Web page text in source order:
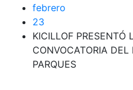
febrero
23
KICILLOF PRESENTÓ
CONVOCATORIA DEL
PARQUES